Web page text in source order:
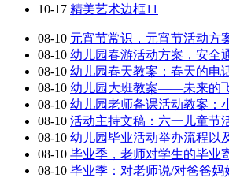
10-17 精美艺术边框11
08-10 元宵节常识，元宵节活动方
08-10 幼儿园春游活动方案，安全
08-10 幼儿园春天教案：春天的电
08-10 幼儿园大班教案——未来的
08-10 幼儿园老师备课活动教案：
08-10 活动主持文稿：六一儿童节
08-10 幼儿园毕业活动举办流程以
08-10 毕业季，老师对学生的毕业
08-10 毕业季：对老师说/对爸爸妈